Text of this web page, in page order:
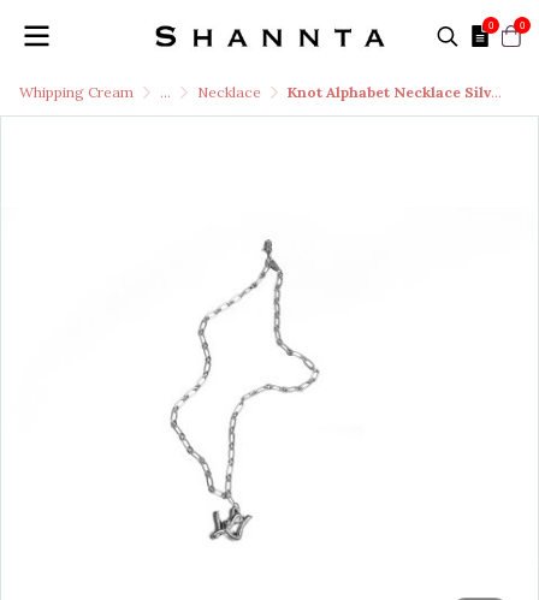
0 0
Whipping Cream ... Necklace Knot Alphabet Necklace Silver 99.99 / W /